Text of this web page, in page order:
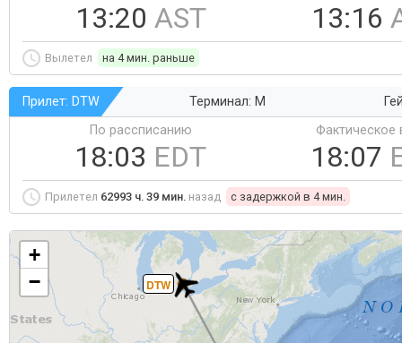
13:20 AST 13:16
Вылетел на 4 мин. раньше
Прилет: DTW Терминал: M
По рассписанию
18:03 EDT
Фактическое
18:07
Прилетел 62993 ч. 39 мин. назад c задержкой в 4 мин.
DTW
+
−